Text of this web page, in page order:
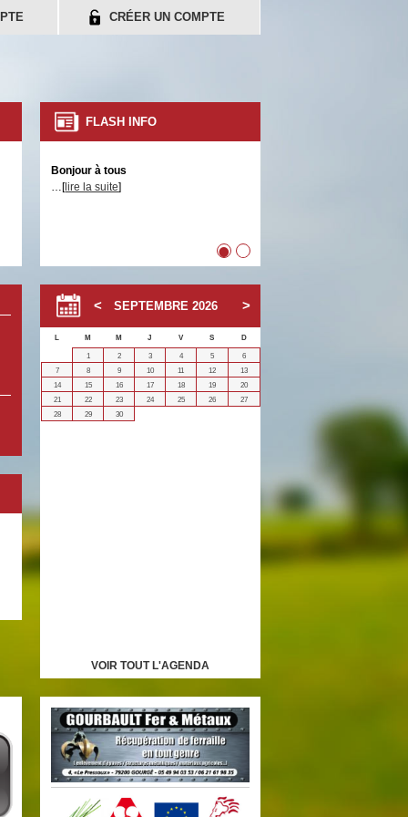
CRÉER UN COMPTE
FLASH INFO
Bonjour à tous
…[lire la suite]
••
SEPTEMBRE 2026
L M M J V S
D
1
2 3 4 5
6
7
8 9 10 11 12
13
14
15 16 17 18 19
20
21
22 23 24 25 26
27
28
29 30
VOIR TOUT L'AGENDA